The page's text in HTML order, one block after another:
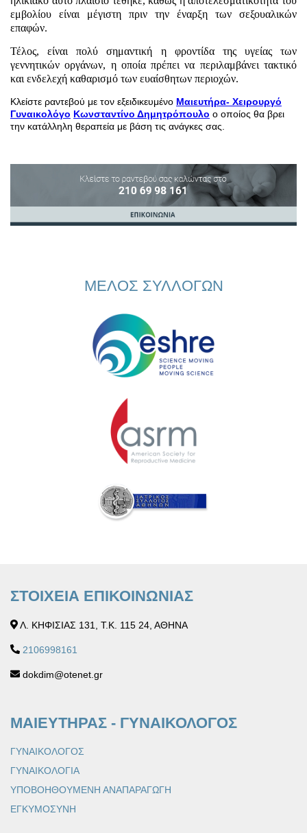
εμβολίου είναι μέγιστη πριν την έναρξη των σεξουαλικών
επαφών.
Τέλος, είναι πολύ σημαντική η φροντίδα της υγείας των
γεννητικών οργάνων, η οποία πρέπει να περιλαμβάνει τακτικό
και ενδελεχή καθαρισμό των ευαίσθητων περιοχών.
Κλείστε ραντεβού με τον εξειδικευμένο Μαιευτήρα- Χειρουργό
Γυναικολόγο Κωνσταντίνο Δημητρόπουλο ο οποίος θα βρει
την κατάλληλη θεραπεία με βάση τις ανάγκες σας.
ΜΕΛΟΣ ΣΥΛΛΟΓΩΝ
ΣΤΟΙΧΕΙΑ ΕΠΙΚΟΙΝΩΝΙΑΣ
Λ. ΚΗΦΙΣΙΑΣ 131, Τ.Κ. 115 24, ΑΘΗΝΑ
2106998161
dokdim@otenet.gr
ΜΑΙΕΥΤΗΡΑΣ - ΓΥΝΑΙΚΟΛΟΓΟΣ
ΓΥΝΑΙΚΟΛΟΓΟΣ
ΓΥΝΑΙΚΟΛΟΓΙΑ
ΥΠΟΒΟΗΘΟΥΜΕΝΗ ΑΝΑΠΑΡΑΓΩΓΗ
ΕΓΚΥΜΟΣΥΝΗ